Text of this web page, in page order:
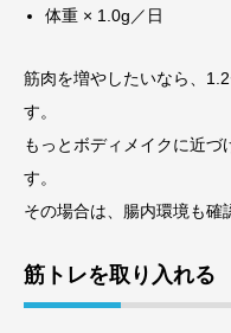
体重 × 1.0g／日
筋肉を増やしたいなら、
す。
もっとボディメイクに近づ
す。
その場合は、腸内環境も確
筋トレを取り入れる